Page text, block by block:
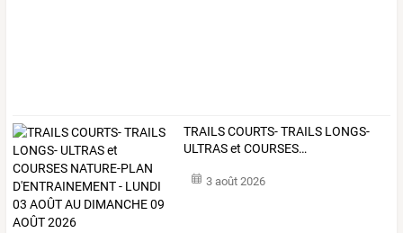
TRAILSCOURTS-TRAILS LONGS-
ULTRASet COURSES…
3 août 2026